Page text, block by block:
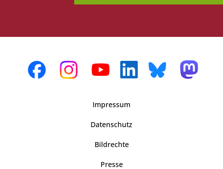
Impressum
Datenschutz
Bildrechte
Presse